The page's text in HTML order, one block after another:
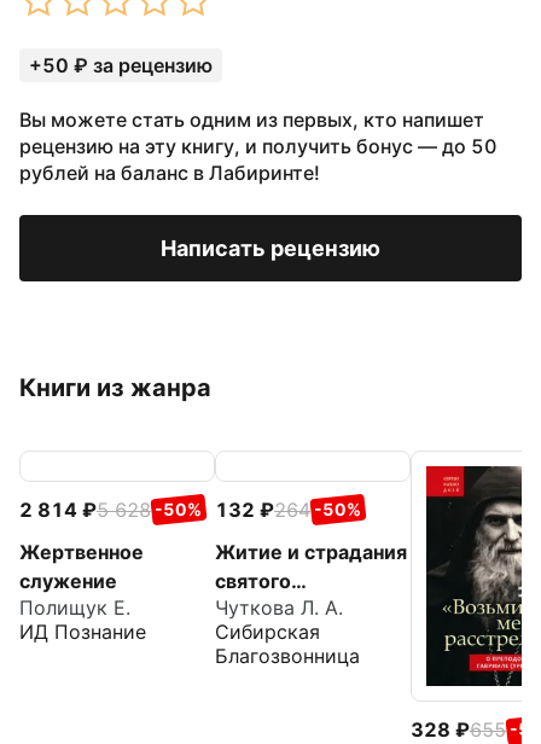
+50 ₽ за рецензию
Вы можете стать одним из первых, кто напишет
рецензию на эту книгу, и получить бонус — до 50
рублей на баланс в Лабиринте!
Написать рецензию
Книги из жанра
2 814 5 628 -50%
Жертвенное
служение
Полищук Е.
ИД Познание
132 264 -50%
Житие и страдания
святого
великомученика
Евстафия Плакиды
Чуткова Л. А.
Сибирская
Благозвонница
328 655 -